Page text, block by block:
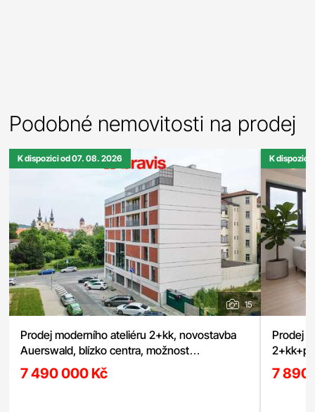
Podobné nemovitosti na prodej
K dispozici od 07. 08. 2026
15
Prodej moderního ateliéru 2+kk, novostavba
Auerswald, blízko centra, možnost
garážového stání
7 490 000 Kč
K dispozici
Prodej
7 890